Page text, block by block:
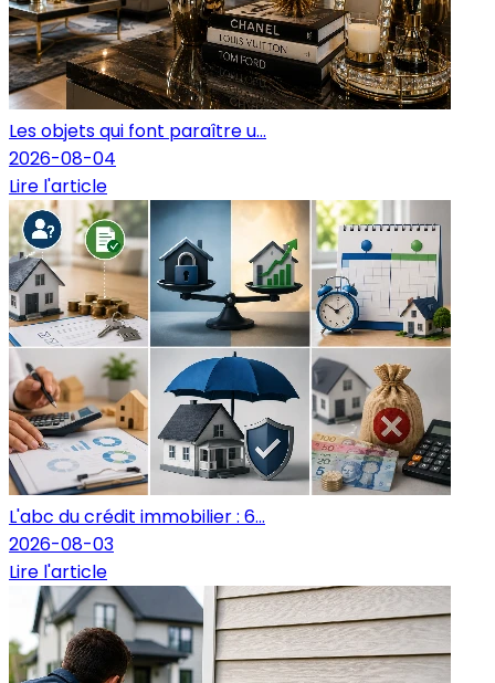
Les objets qui font paraître u...
2026-08-04
Lire l'article
L'abc du crédit immobilier : 6...
2026-08-03
Lire l'article